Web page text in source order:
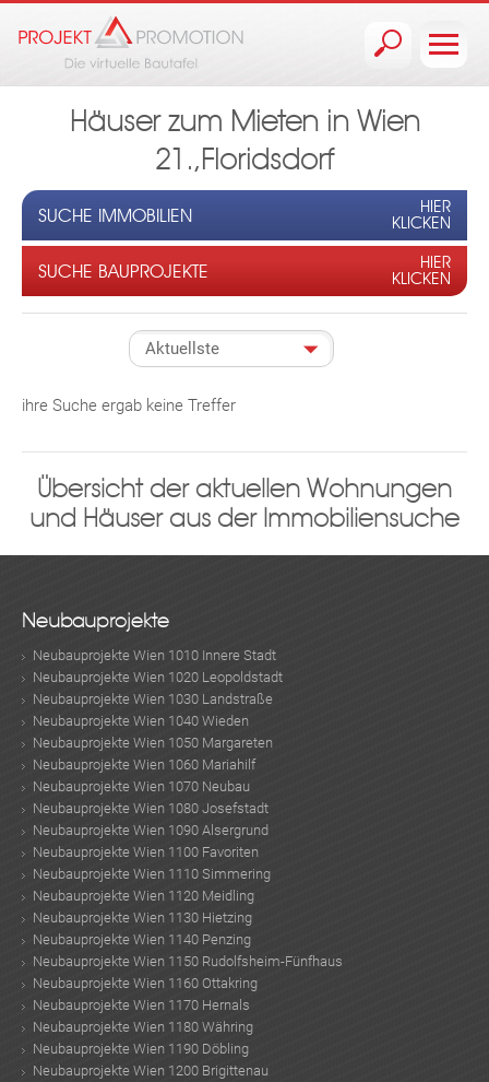
Häuser zum Mieten in Wien
21.,Floridsdorf
SUCHE IMMOBILIEN
HIER
KLICKEN
SUCHE BAUPROJEKTE
HIER
KLICKEN
ihre Suche ergab keine Treffer
Übersicht der aktuellen Wohnungen
und Häuser aus der Immobiliensuche
Neubauprojekte
Neubauprojekte Wien 1010 Innere Stadt
Neubauprojekte Wien 1020 Leopoldstadt
Neubauprojekte Wien 1030 Landstraße
Neubauprojekte Wien 1040 Wieden
Neubauprojekte Wien 1050 Margareten
Neubauprojekte Wien 1060 Mariahilf
Neubauprojekte Wien 1070 Neubau
Neubauprojekte Wien 1080 Josefstadt
Neubauprojekte Wien 1090 Alsergrund
Neubauprojekte Wien 1100 Favoriten
Neubauprojekte Wien 1110 Simmering
Neubauprojekte Wien 1120 Meidling
Neubauprojekte Wien 1130 Hietzing
Neubauprojekte Wien 1140 Penzing
Neubauprojekte Wien 1150 Rudolfsheim-Fünfhaus
Neubauprojekte Wien 1160 Ottakring
Neubauprojekte Wien 1170 Hernals
Neubauprojekte Wien 1180 Währing
Neubauprojekte Wien 1190 Döbling
Neubauprojekte Wien 1200 Brigittenau